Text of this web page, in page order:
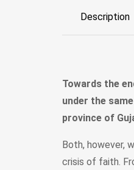
Description
Towards the
under the
province of
Both, however,
crisis of faith.